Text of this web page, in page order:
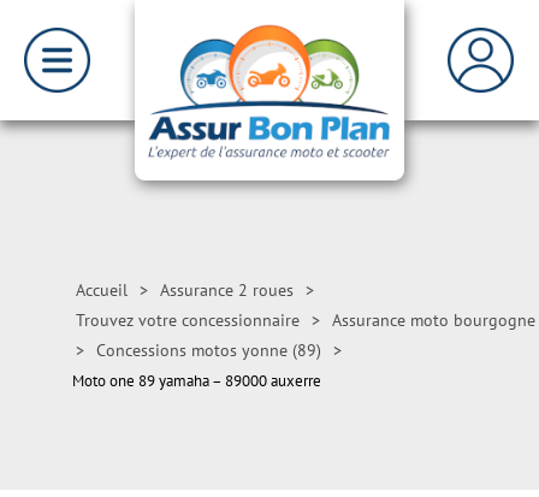
Accueil > Assurance 2 roues >
Trouvez votre concessionnaire > Assurance moto bourgogne
> Concessions motos yonne (89) >
Moto one 89 yamaha – 89000 auxerre